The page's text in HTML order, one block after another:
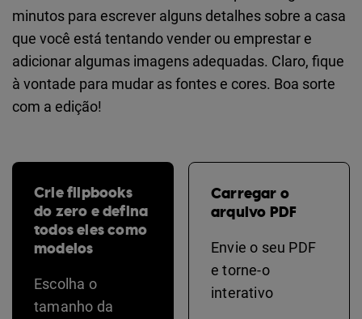
minutos para escrever alguns detalhes sobre a casa
que você está tentando vender ou emprestar e
adicionar algumas imagens adequadas. Claro, fique
à vontade para mudar as fontes e cores. Boa sorte
com a edição!
Crie flipbooks
do zero e defina
todos eles como
modelos
Escolha o
tamanho da
Carregar o
arquivo PDF
Envie o seu PDF
e torne-o
interativo